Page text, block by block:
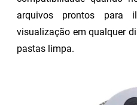
arquivos prontos para
visualização em qualquer
pastas limpa.